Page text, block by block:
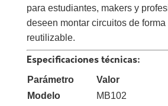
para estudiantes, makers y
deseen montar circuitos de
reutilizable.
Especificaciones técnicas:
Parámetro
Valor
Modelo
MB102